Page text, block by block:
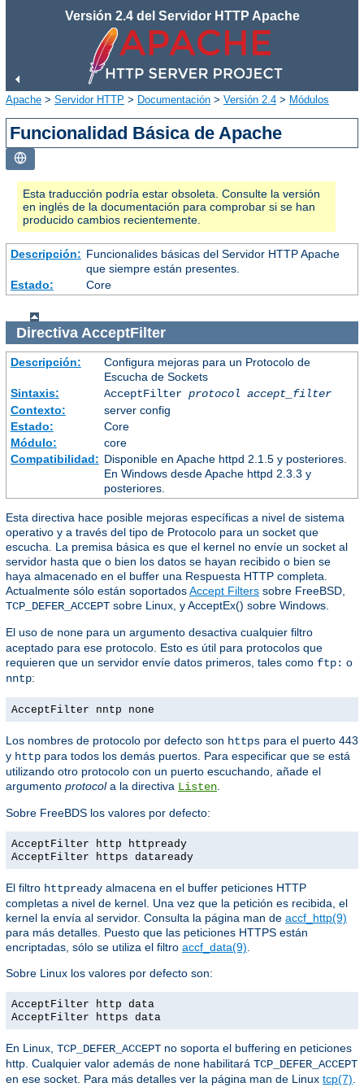
Versión 2.4 del Servidor HTTP Apache
Apache > Servidor HTTP > Documentación > Versión 2.4 > Módulos
Funcionalidad Básica de Apache
Esta traducción podría estar obsoleta. Consulte la versión
en inglés de la documentación para comprobar si se han
producido cambios recientemente.
Descripción: Funcionalides básicas del Servidor HTTP Apache
que siempre están presentes.
Estado:
Core
Directiva AcceptFilter
Descripción:
Configura mejoras para un Protocolo de
Escucha de Sockets
Sintaxis:
AcceptFilter protocol accept_filter
Contexto:
server config
Estado:
Core
Módulo:
core
Compatibilidad: Disponible en Apache httpd 2.1.5 y posteriores.
En Windows desde Apache httpd 2.3.3 y
posteriores.
Esta directiva hace posible mejoras específicas a nivel de sistema
operativo y a través del tipo de Protocolo para un socket que
escucha. La premisa básica es que el kernel no envíe un socket al
servidor hasta que o bien los datos se hayan recibido o bien se
haya almacenado en el buffer una Respuesta HTTP completa.
Actualmente sólo están soportadosAccept Filters sobre FreeBSD,
TCP_DEFER_ACCEPT sobre Linux, y AcceptEx() sobre Windows.
El uso de none para un argumento desactiva cualquier filtro
aceptado para ese protocolo. Esto es útil para protocolos que
requieren que un servidor envíe datos primeros, tales como ftp: o
nntp:
AcceptFilter nntp none
Los nombres de protocolo por defecto son https para el puerto 443
y http para todos los demás puertos. Para especificar que se está
utilizando otro protocolo con un puerto escuchando, añade el
argumento protocola la directiva Listen
Sobre FreeBDS los valores por defecto:
AcceptFilter http httpready
AcceptFilter https dataready
El filtro httpready almacena en el buffer peticiones HTTP
completas a nivel de kernel. Una vez que la petición es recibida, el
kernel la envía al servidor. Consulta la página man de accf_http(9)
para más detalles. Puesto que las peticiones HTTPS están
encriptadas, sólo se utiliza el filtro accf_data(9)
Sobre Linux los valores por defecto son:
AcceptFilter http data
AcceptFilter https data
En Linux, TCP_DEFER_ACCEPT no soporta el buffering en peticiones
http. Cualquier valor además de none habilitará TCP_DEFER_ACCEPT
en ese socket. Para más detalles ver la página man de Linux tcp(7)